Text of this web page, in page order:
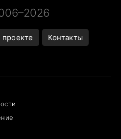
проекте Контакты